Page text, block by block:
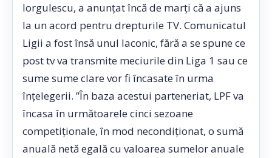
Iorgulescu, a anunţat încă de marţi că a ajuns
la un acord pentru drepturile TV. Comunicatul
Ligii a fost însă unul laconic, fără a se spune ce
post tv va transmite meciurile din Liga 1 sau ce
sume sume clare vor fi încasate în urma
înțelegerii. ”În baza acestui parteneriat, LPF va
încasa în următoarele cinci sezoane
competiţionale, în mod necondiţionat, o sumă
anuală netă egală cu valoarea sumelor anuale